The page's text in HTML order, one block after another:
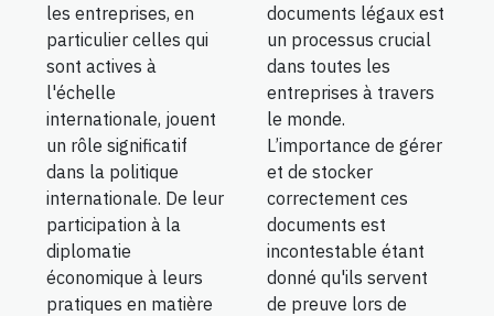
les entreprises, en
particulier celles qui
sont actives à
l'échelle
internationale, jouent
un rôle significatif
dans la politique
internationale. De leur
participation à la
diplomatie
économique à leurs
pratiques en matière
documents légaux est
un processus crucial
dans toutes les
entreprises à travers
le monde.
L’importance de gérer
et de stocker
correctement ces
documents est
incontestable étant
donné qu'ils servent
de preuve lors de